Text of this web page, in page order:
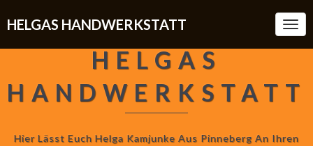
HELGAS HANDWERKSTATT
HELGAS
HANDWERKSTATT
Hier Lässt Euch Helga Kamjunke Aus Pinneberg An Ihren